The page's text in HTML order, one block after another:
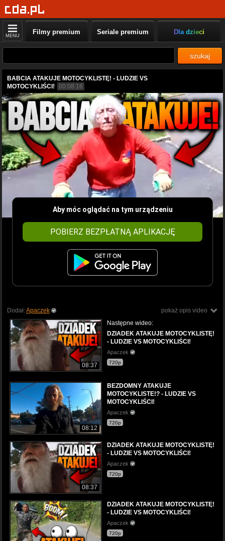
MENU Filmy premium Seriale premium Dla dzieci
szukaj
BABCIA ATAKUJE MOTOCYKLISTĘ! - LUDZIE VS
MOTOCYKLIŚCI!
00:08:16
Aby móc oglądać na tym urządzeniu
POBIERZ BEZPŁATNĄ APLIKACJĘ
pokaż opis video
Dodał:Apaczek
08:37
Następne wideo:
DZIADEK ATAKUJE MOTOCYKLISTĘ!
- LUDZIE VS MOTOCYKLIŚCI!
Apaczek
720p
08:12
BEZDOMNY ATAKUJE
MOTOCYKLISTE!? - LUDZIE VS
MOTOCYKLIŚCI!
Apaczek
720p
08:37
DZIADEK ATAKUJE MOTOCYKLISTĘ!
- LUDZIE VS MOTOCYKLIŚCI!
Apaczek
720p
DZIADEK ATAKUJE MOTOCYKLISTĘ!
- LUDZIE VS MOTOCYKLIŚCI!
Apaczek
720p